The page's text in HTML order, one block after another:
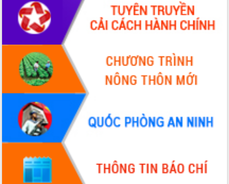
Tổ chức trang trọng Lễ hội Đền thờ
Lương Văn Chánh năm 2026
Phó Bí thư Tỉnh ủy Đắk Lắk Đỗ Hữu
Huy giữ chức Bí thư Đảng ủy Ủy Ban
Nhân dân tỉnh
Bệnh án điện tử thúc đẩy chuyển đổi
số y tế tại Đắk Lắk
Chuyển đổi số thư viện: Mở rộng
không gian tri thức trong thời đại số
Đánh giá, rút kinh nghiệm công tác tổ
chức diễn tập trước ngày bầu cử
Chương trình “Gặp gỡ hữu nghị –
Friendship Meeting New Year 2026”
Bầu cử Quốc hội và HĐND: Cử tri Đắk
Lắk gửi gắm niềm tin, kỳ vọng vào lá